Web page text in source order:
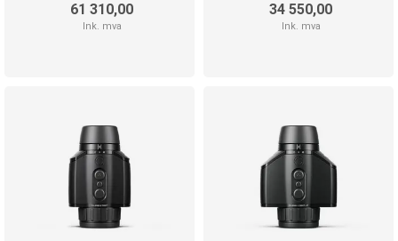
61 310,00
Ink. mva
34 550,00
Ink. mva